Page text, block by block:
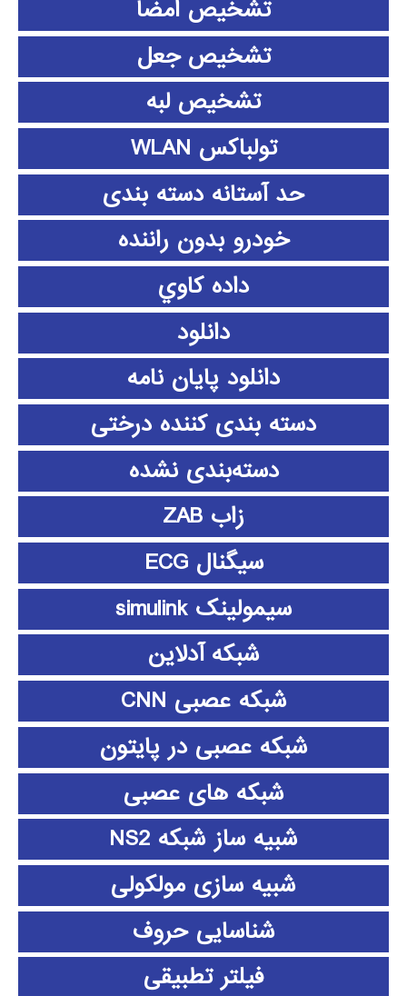
تشخیص امضا
تشخیص جعل
تشخیص لبه
تولباکس WLAN
حد آستانه دسته بندی
خودرو بدون راننده
داده كاوي
دانلود
دانلود پايان نامه
دسته بندی کننده درختی
دسته‌بندی نشده
زاب ZAB
سیگنال ECG
سیمولینک simulink
شبکه آدلاین
شبکه عصبی CNN
شبکه عصبی در پایتون
شبکه های عصبی
شبیه ساز شبکه NS2
شبیه سازی مولکولی
شناسایی حروف
فیلتر تطبیقی